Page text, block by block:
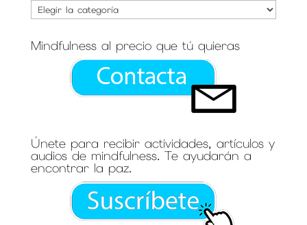
Categorías
Mindfulness al precio que tú quieras
Únete para recibir actividades, artículos y
audios de mindfulness. Te ayudarán a
encontrar la paz.